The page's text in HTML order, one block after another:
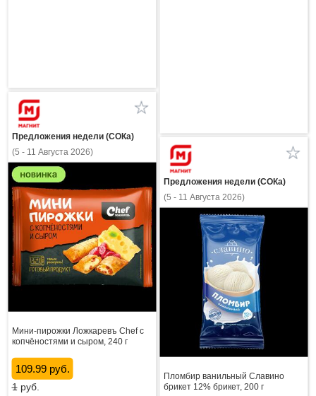
Предложения недели (СОКа)
(5 - 11 Августа 2026)
Мини-пирожки Ложкаревъ Chef с
копчёностями и сыром, 240 г
109.99 руб.
1руб.
Предложения недели (СОКа)
(5 - 11 Августа 2026)
Пломбир ванильный Славино
брикет 12% брикет, 200 г